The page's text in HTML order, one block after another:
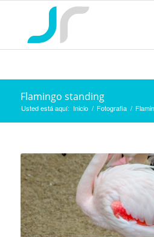
Flamingo standing
Usted está aquí: Inicio / Fotografia /